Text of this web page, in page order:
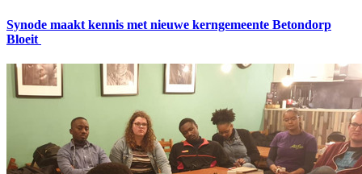
Synode maakt kennis met nieuwe kerngemeente Betondorp
Bloeit